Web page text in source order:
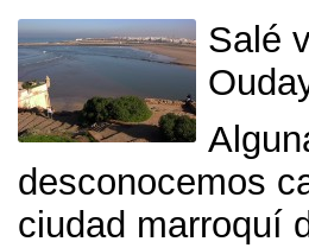
Salé
desconocemos
ciudad marroquí